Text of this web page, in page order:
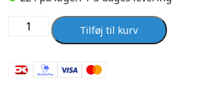
Roset
forkromet
3/4
Tilføj til kurv